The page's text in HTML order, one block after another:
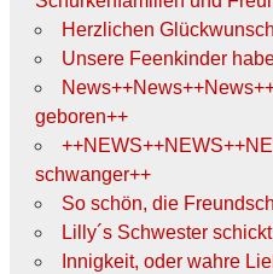
Herzlichen
Unsere Feenkinder
geboren++
schwanger++
So schön, die
Lilly´s Schwester
Innigkeit, oder wahre